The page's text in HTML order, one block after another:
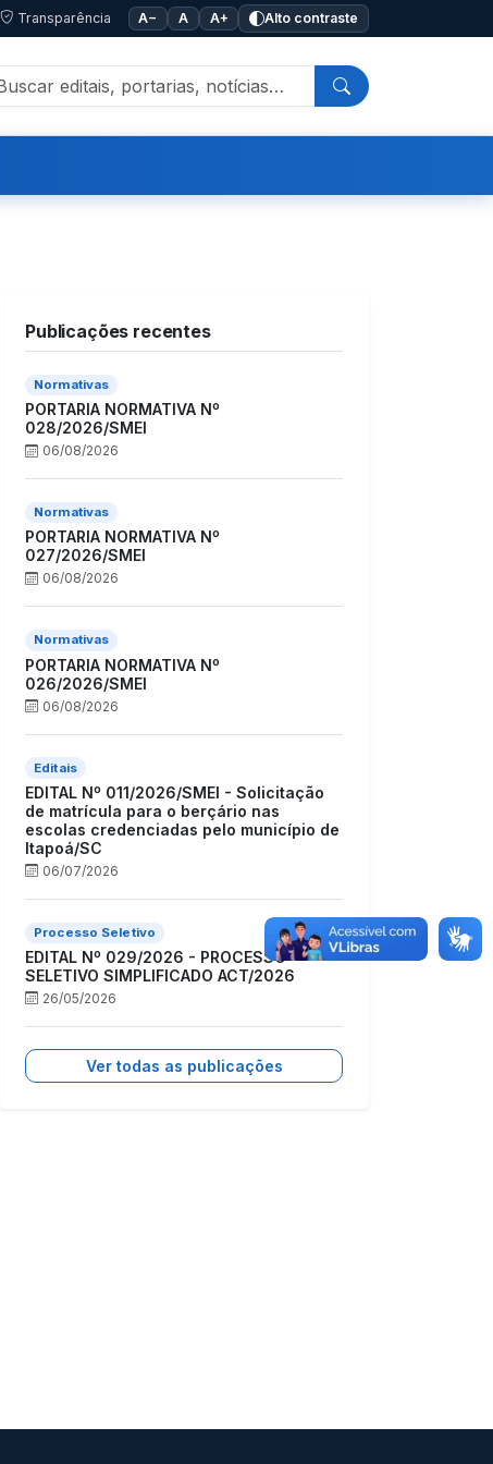
Transparência A− A A+ Alto contraste
Publicações recentes
Normativas
PORTARIA NORMATIVA Nº
028/2026/SMEI
06/08/2026
Normativas
PORTARIA NORMATIVA Nº
027/2026/SMEI
06/08/2026
Normativas
PORTARIA NORMATIVA Nº
026/2026/SMEI
06/08/2026
Editais
EDITAL Nº 011/2026/SMEI - Solicitação
de matrícula para o berçário nas
escolas credenciadas pelo município de
Itapoá/SC
06/07/2026
Processo Seletivo
EDITAL Nº 029/2026 - PROCESSO
SELETIVO SIMPLIFICADO ACT/2026
26/05/2026
Ver todas as publicações